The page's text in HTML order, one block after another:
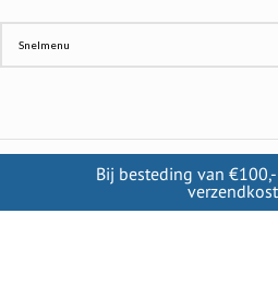
INFORMATIEBij besteding van